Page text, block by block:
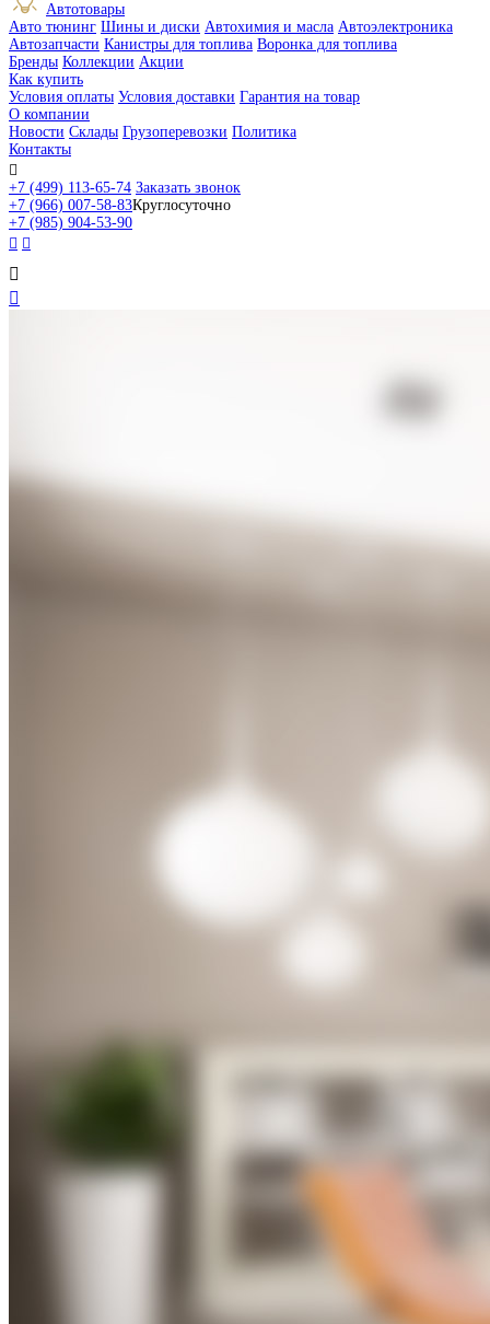
Автотовары
Авто тюнинг Шины и диски Автохимия и масла Автоэлектроника
Автозапчасти Канистры для топлива Воронка для топлива
Бренды Коллекции Акции
Как купить
Условия оплаты Условия доставки Гарантия на товар
О компании
Новости Склады Грузоперевозки Политика
Контакты

+7 (499) 113-65-74 Заказать звонок
+7 (966) 007-58-83Круглосуточно
+7 (985) 904-53-90
 

